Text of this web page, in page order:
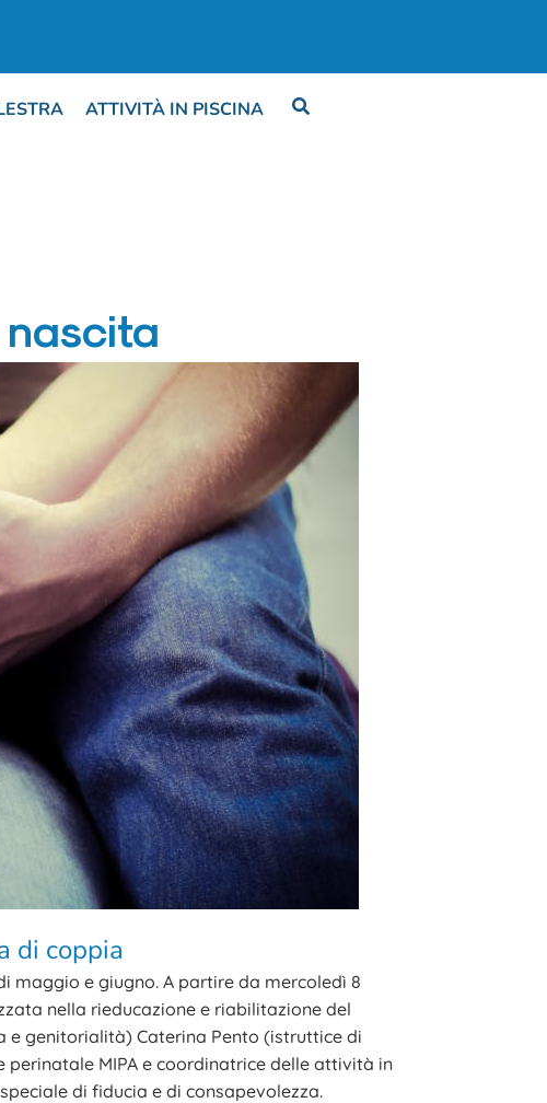
ATTIVITÀ IN PISCINA
di coppia
maggio e giugno. A partire da mercoledì 8
nella rieducazione e riabilitazione del
genitorialità) Caterina Pento (istruttice di
MIPA e coordinatrice delle attività in
di fiducia e di consapevolezza.